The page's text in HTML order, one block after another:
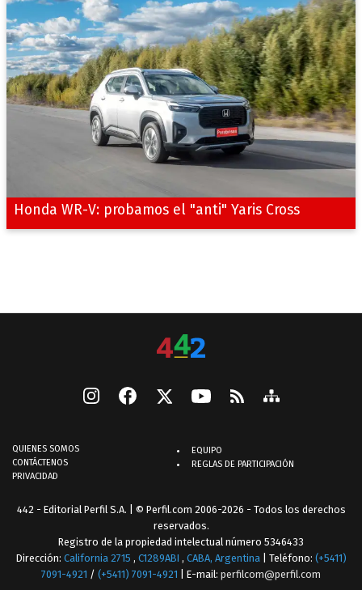
Honda WR-V: probamos el "anti" Yaris Cross
QUIENES SOMOS
CONTÁCTENOS
PRIVACIDAD
EQUIPO
REGLAS DE PARTICIPACIÓN
442 - Editorial Perfil S.A. | © Perfil.com 2006-2026 - Todos los derechos
reservados.
Registro de la propiedad intelectual número 5346433
Dirección: California 2715 , C1289ABI , CABA, Argentina | Teléfono: (+5411)
7091-4921 / (+5411) 7091-4921 | E-mail: perfilcom@perfil.com